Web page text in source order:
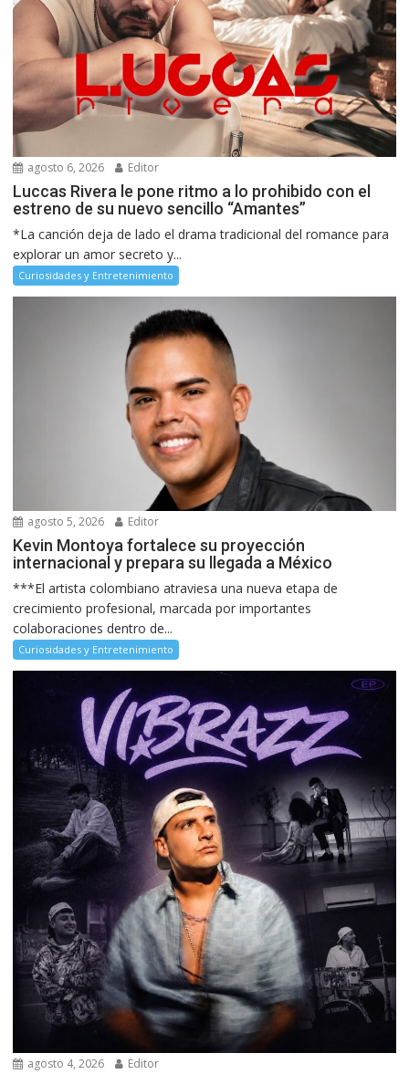
agosto 6, 2026 Editor
Luccas Rivera le pone ritmo a lo prohibido con el
estreno de su nuevo sencillo “Amantes”
*La canción deja de lado el drama tradicional del romance para
explorar un amor secreto y...
Curiosidades y Entretenimiento
agosto 5, 2026 Editor
Kevin Montoya fortalece su proyección
internacional y prepara su llegada a México
***El artista colombiano atraviesa una nueva etapa de
crecimiento profesional, marcada por importantes
colaboraciones dentro de...
Curiosidades y Entretenimiento
agosto 4, 2026 Editor